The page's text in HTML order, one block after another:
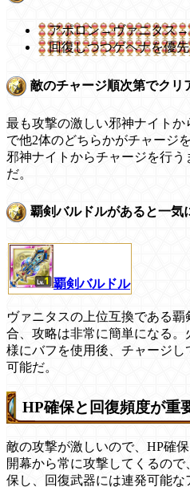
アポロン→ヴァニタス
回復しつつゲヘナを優
敵のチャージ順次第でクリ
最も攻撃の激しい邪神ナイト
で他2体のどちらかがチャージ
邪神ナイトからチャージを行
だ。
覇剣バルドルがあると一気
覇剣バルドル
ヴァニタスの上位互換である
合、攻略は非常に簡単になる
様にバフを使用後、チャージ
可能だ。
HP確保と回復頻度が重
敵の攻撃が激しいので、HP確
開幕から常に攻撃してくるの
保し、回復武器には連発可能な